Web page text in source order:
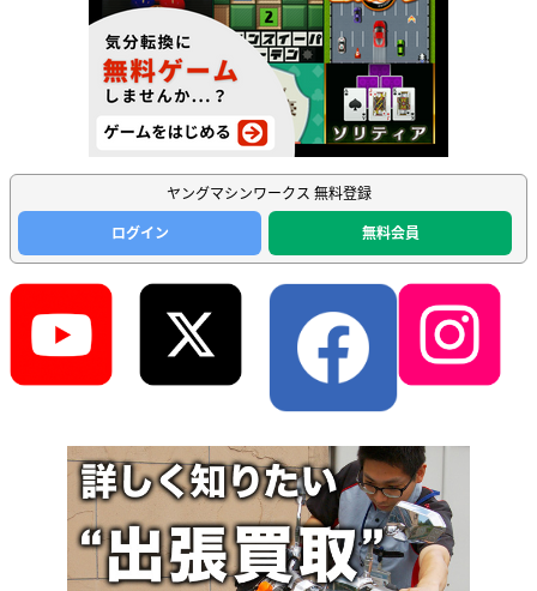
ヤングマシンワークス 無料登録
ログイン
無料会員